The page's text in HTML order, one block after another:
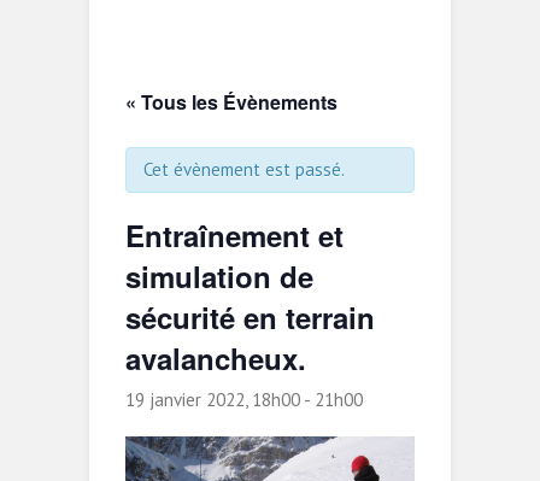
« Tous les Évènements
Cet évènement est passé.
Entraînement et
simulation de
sécurité en terrain
avalancheux.
19 janvier 2022, 18h00 - 21h00